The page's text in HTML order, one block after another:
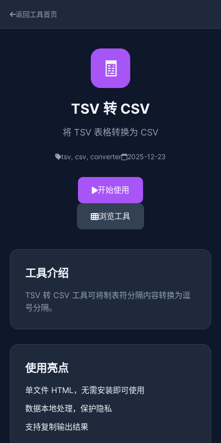
返回工具首页
🧾
TSV 转 CSV
将 TSV 表格转换为 CSV
tsv, csv, converter 2025-12-23
开始使用
浏览工具
工具介绍
TSV 转 CSV 工具可将制表符分隔内容转换为逗
号分隔。
使用亮点
单文件 HTML，无需安装即可使用
数据本地处理，保护隐私
支持复制输出结果